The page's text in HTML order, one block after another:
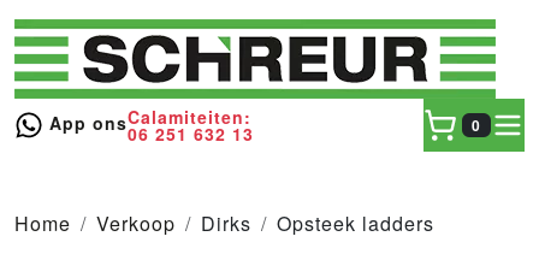
App onsCalamiteiten:
06 251 632 13 0
Home Verkoop Dirks Opsteek ladders